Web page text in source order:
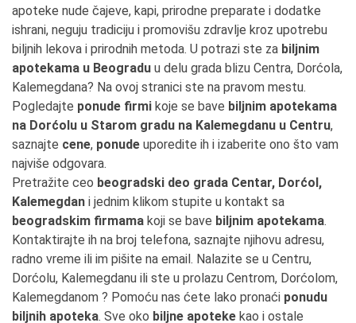
apoteke nude čajeve, kapi, prirodne preparate i dodatke
ishrani, neguju tradiciju i promovišu zdravlje kroz upotrebu
biljnih lekova i prirodnih metoda. U potrazi ste za biljnim
apotekama u Beogradu u delu grada blizu Centra, Dorćola,
Kalemegdana? Na ovoj stranici ste na pravom mestu.
Pogledajte ponude firmi koje se bave biljnim apotekama
na Dorćolu u Starom gradu na Kalemegdanu u Centru,
saznajte cene, ponude uporedite ih i izaberite ono što vam
najviše odgovara.
Pretražite ceo beogradski deo grada Centar, Dorćol,
Kalemegdan i jednim klikom stupite u kontakt sa
beogradskim firmama koji se bave biljnim apotekama.
Kontaktirajte ih na broj telefona, saznajte njihovu adresu,
radno vreme ili im pišite na email. Nalazite se u Centru,
Dorćolu, Kalemegdanu ili ste u prolazu Centrom, Dorćolom,
Kalemegdanom ? Pomoću nas ćete lako pronaći ponudu
biljnih apoteka. Sve oko biljne apoteke kao i ostale